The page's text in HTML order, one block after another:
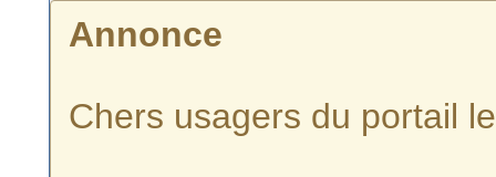
Annonce
Chers usagers du portail